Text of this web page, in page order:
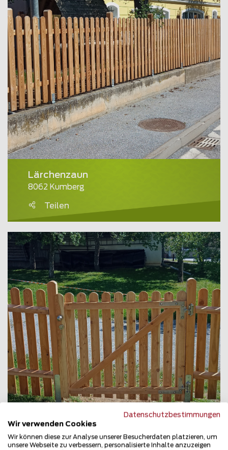
Lärchenzaun
8062 Kumberg
Teilen
Datenschutzbestimmungen
Wir verwenden Cookies
Wir können diese zur Analyse unserer Besucherdaten platzieren, um
unsere Webseite zu verbessern, personalisierte Inhalte anzuzeigen